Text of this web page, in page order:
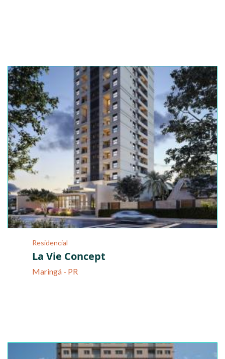
Residencial
La Vie Concept
Maringá - PR